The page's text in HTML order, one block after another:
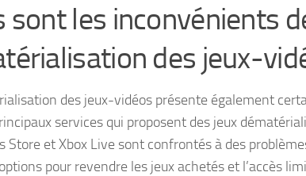
sont les inconvénients
des jeux-
des jeux-vidéos présente également
services qui proposent des jeux
Store et Xbox Live sont confrontés à des
pour revendre les jeux achetés et l’accès